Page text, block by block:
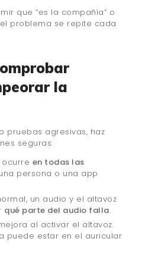
que “es la compañía” o
problema se repite cada
la
pruebas agresivas, haz
seguras:
en todas las
persona o una app
un audio y el altavoz
qué parte del audio falla.
al activar el altavoz.
puede estar en el auricular